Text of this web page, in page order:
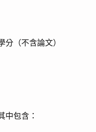
分（不含論文）
中包含：